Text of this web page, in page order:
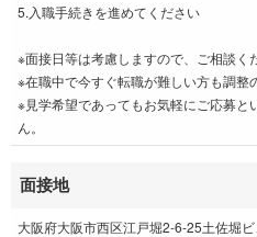
5.入職手続きを進めてください
※面接日等は考慮しますので、ご相談く
※在職中で今すぐ転職が難しい方も調整
※見学希望であってもお気軽にご応募
ん。
面接地
大阪府大阪市西区江戸堀2-6-25土佐堀